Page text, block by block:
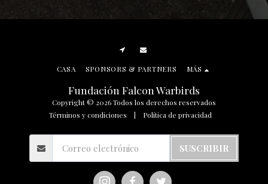
Fundación Falcon Warbirds
Copyright © 2026 Todos los derechos reservados
Términos y condiciones | Política de privacidad
CASA SPONSORS & PARTNERS MÁS
SUSCRIBIR